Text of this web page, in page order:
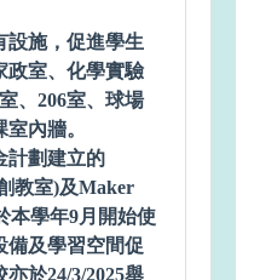
設施，促進學生
政室、化學實驗
、206室、球場
內牆。
計劃建立的
教室)及Maker
本學年9月開始使
備及學習空間促
於24/3/2025舉